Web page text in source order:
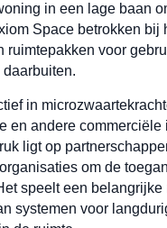
in een lage baan
Space betrokken bij
ruimtepakken voor
in
en andere commerciële
ligt op
om de
speelt een belangrijke
systemen voor